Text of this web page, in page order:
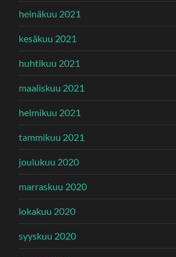
heinäkuu 2021
kesäkuu 2021
huhtikuu 2021
maaliskuu 2021
helmikuu 2021
tammikuu 2021
joulukuu 2020
marraskuu 2020
lokakuu 2020
syyskuu 2020